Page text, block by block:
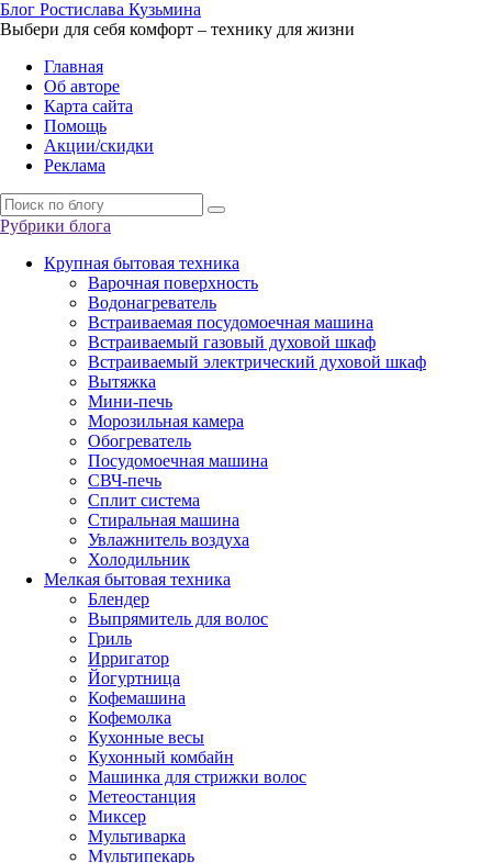
Блог Ростислава Кузьмина
Выбери для себя комфорт – технику для жизни
Главная
Об авторе
Карта сайта
Помощь
Акции/скидки
Реклама
Рубрики блога
Крупная бытовая техника
Варочная поверхность
Водонагреватель
Встраиваемая посудомоечная машина
Встраиваемый газовый духовой шкаф
Встраиваемый электрический духовой шкаф
Вытяжка
Мини-печь
Морозильная камера
Обогреватель
Посудомоечная машина
СВЧ-печь
Сплит система
Стиральная машина
Увлажнитель воздуха
Холодильник
Мелкая бытовая техника
Блендер
Выпрямитель для волос
Гриль
Ирригатор
Йогуртница
Кофемашина
Кофемолка
Кухонные весы
Кухонный комбайн
Машинка для стрижки волос
Метеостанция
Миксер
Мультиварка
Мультипекарь